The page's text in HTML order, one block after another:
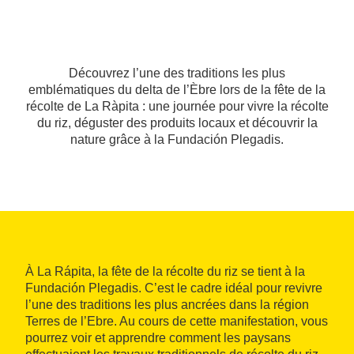
Découvrez l’une des traditions les plus
emblématiques du delta de l’Èbre lors de la fête de la
récolte de La Ràpita : une journée pour vivre la récolte
du riz, déguster des produits locaux et découvrir la
nature grâce à la Fundación Plegadis.
À La Rápita, la fête de la récolte du riz se tient à la
Fundación Plegadis. C’est le cadre idéal pour revivre
l’une des traditions les plus ancrées dans la région
Terres de l’Ebre. Au cours de cette manifestation, vous
pourrez voir et apprendre comment les paysans